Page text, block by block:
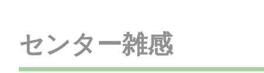
センター雑感